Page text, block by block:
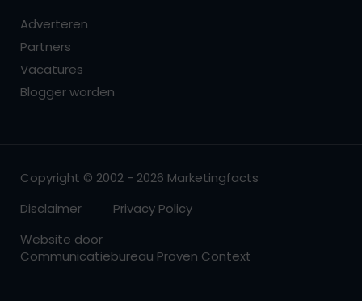
Adverteren
Partners
Vacatures
Blogger worden
Copyright © 2002 - 2026 Marketingfacts
Disclaimer
Privacy Policy
Website door
Communicatiebureau Proven Context